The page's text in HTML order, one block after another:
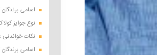
اسامی برندگان
نوع جوایز کولاک
نکات خواندنی
اسامی برندگان